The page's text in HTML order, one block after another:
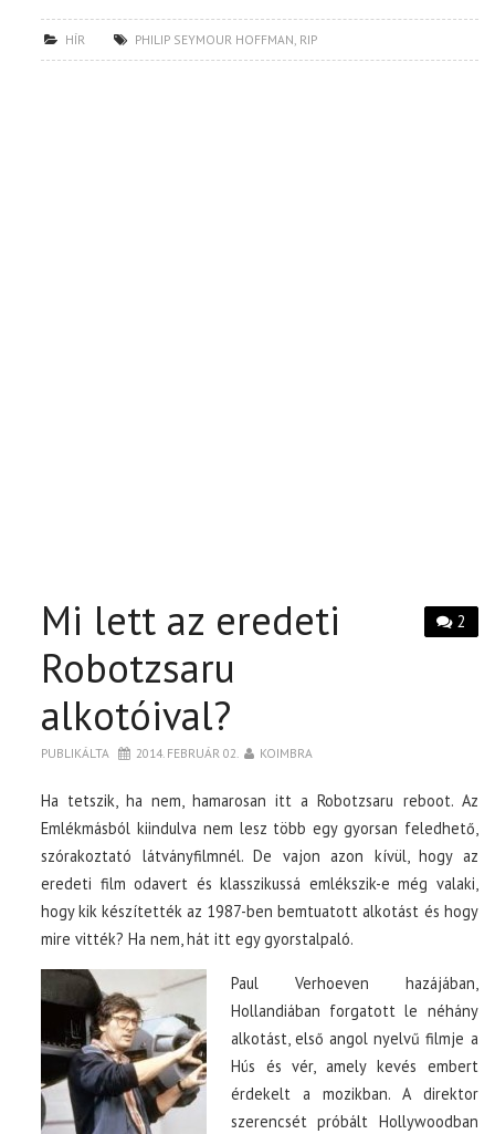
HÍR PHILIP SEYMOUR HOFFMAN, RIP
2
Mi lett az eredeti
Robotzsaru
alkotóival?
PUBLIKÁLTA 2014. FEBRUÁR 02. KOIMBRA
Ha tetszik, ha nem, hamarosan itt a Robotzsaru reboot. Az
Emlékmásból kiindulva nem lesz több egy gyorsan feledhető,
szórakoztató látványfilmnél. De vajon azon kívül, hogy az
eredeti film odavert és klasszikussá emlékszik-e még valaki,
hogy kik készítették az 1987-ben bemtuatott alkotást és hogy
mire vitték? Ha nem, hát itt egy gyorstalpaló.
Paul Verhoeven hazájában,
Hollandiában forgatott le néhány
alkotást, első angol nyelvű filmje a
Hús és vér, amely kevés embert
érdekelt a mozikban. A direktor
szerencsét próbált Hollywoodban